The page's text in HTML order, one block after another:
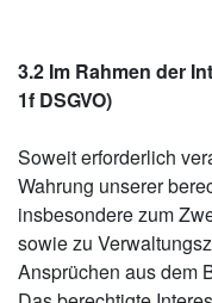
3.2 Im Rahmen der
1f DSGVO)
Soweit erforderlich
Wahrung unserer
insbesondere zum
sowie zu
Ansprüchen aus dem